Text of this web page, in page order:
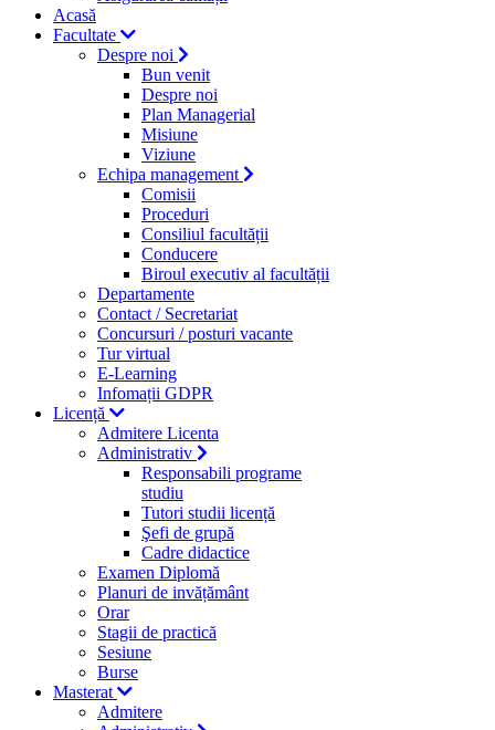
Acasă
Facultate
Despre noi
Bun venit
Despre noi
Plan Managerial
Misiune
Viziune
Echipa management
Comisii
Proceduri
Consiliul facultății
Conducere
Biroul executiv al facultății
Departamente
Contact / Secretariat
Concursuri / posturi vacante
Tur virtual
E-Learning
Infomații GDPR
Licență
Admitere Licenta
Administrativ
Responsabili programe
studiu
Tutori studii licență
Şefi de grupă
Cadre didactice
Examen Diplomă
Planuri de invățământ
Orar
Stagii de practică
Sesiune
Burse
Masterat
Admitere